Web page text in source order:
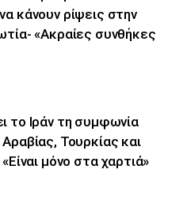
κάνουν ρίψεις στην
«Ακραίες συνθήκες
το Ιράν τη συμφωνία
Τουρκίας και
μόνο στα χαρτιά»